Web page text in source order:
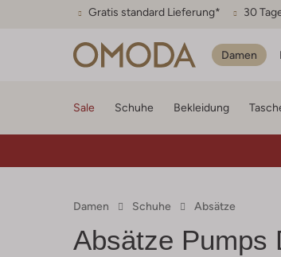
Gratis standard Lieferung* 30
Damen
Sale Schuhe Bekleidung
Damen Schuhe Absätze
Absätze